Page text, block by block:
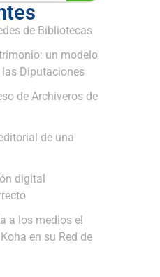
de Bibliotecas
un modelo
Diputaciones
de Archiveros de
de una
digital
a los medios el
en su Red de